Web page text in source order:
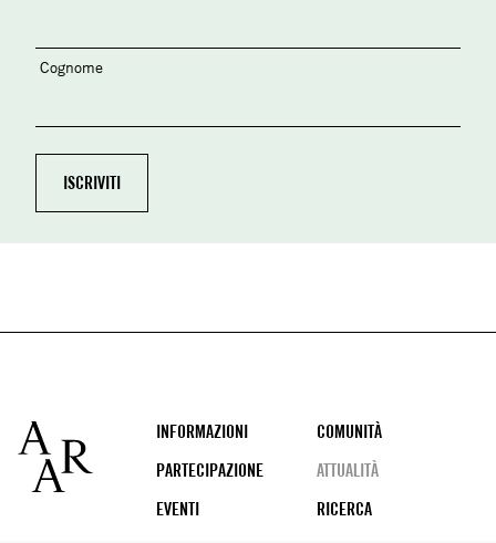
Cognome
Footer
INFORMAZIONI
COMUNITÀ
PARTECIPAZIONE
ATTUALITÀ
EVENTI
RICERCA